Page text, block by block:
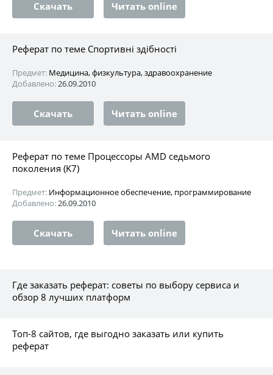
Скачать Читать online
Реферат по теме Спортивні здібності
Предмет: Медицина, физкультура, здравоохранение
Добавлено:26.09.2010
Скачать Читать online
Реферат по теме Процессоры AMD седьмого
поколения (K7)
Предмет: Информационное обеспечение, программирование
Добавлено:26.09.2010
Скачать Читать online
Где заказать реферат: советы по выбору сервиса и
обзор 8 лучших платформ
Топ-8 сайтов, где выгодно заказать или купить
реферат